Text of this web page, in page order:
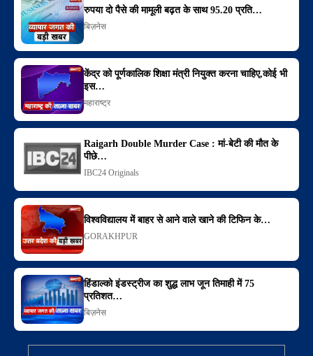
रुपया दो पैसे की मामूली बढ़त के साथ 95.20 प्रति…
बिज़नेस
केंद्र को पूर्णकालिक शिक्षा मंत्री नियुक्त करना चाहिए,कोई भी
इस…
महाराष्ट्र
Raigarh Double Murder Case : मां-बेटी की मौत के
पीछे…
IBC24 Originals
विश्वविद्यालय में बाहर से आने वाले खाने की टिफिन के…
GORAKHPUR
हिंडाल्को इंडस्ट्रीज का शुद्ध लाभ जून तिमाही में 75
प्रतिशत…
बिज़नेस